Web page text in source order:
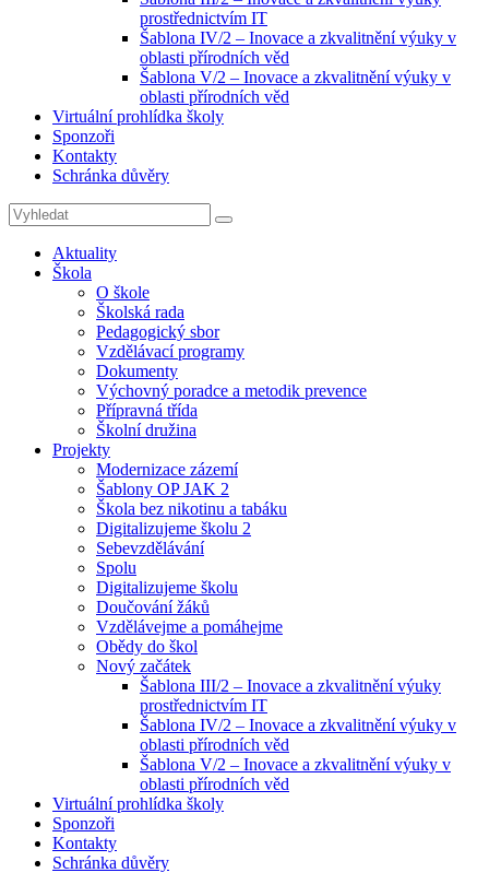
prostřednictvím IT
Šablona IV/2 – Inovace a zkvalitnění výuky v
oblasti přírodních věd
Šablona V/2 – Inovace a zkvalitnění výuky v
oblasti přírodních věd
Virtuální prohlídka školy
Sponzoři
Kontakty
Schránka důvěry
Search
for:
Search
Aktuality
Škola
O škole
Školská rada
Pedagogický sbor
Vzdělávací programy
Dokumenty
Výchovný poradce a metodik prevence
Přípravná třída
Školní družina
Projekty
Modernizace zázemí
Šablony OP JAK 2
Škola bez nikotinu a tabáku
Digitalizujeme školu 2
Sebevzdělávání
Spolu
Digitalizujeme školu
Doučování žáků
Vzdělávejme a pomáhejme
Obědy do škol
Nový začátek
Šablona III/2 – Inovace a zkvalitnění výuky
prostřednictvím IT
Šablona IV/2 – Inovace a zkvalitnění výuky v
oblasti přírodních věd
Šablona V/2 – Inovace a zkvalitnění výuky v
oblasti přírodních věd
Virtuální prohlídka školy
Sponzoři
Kontakty
Schránka důvěry